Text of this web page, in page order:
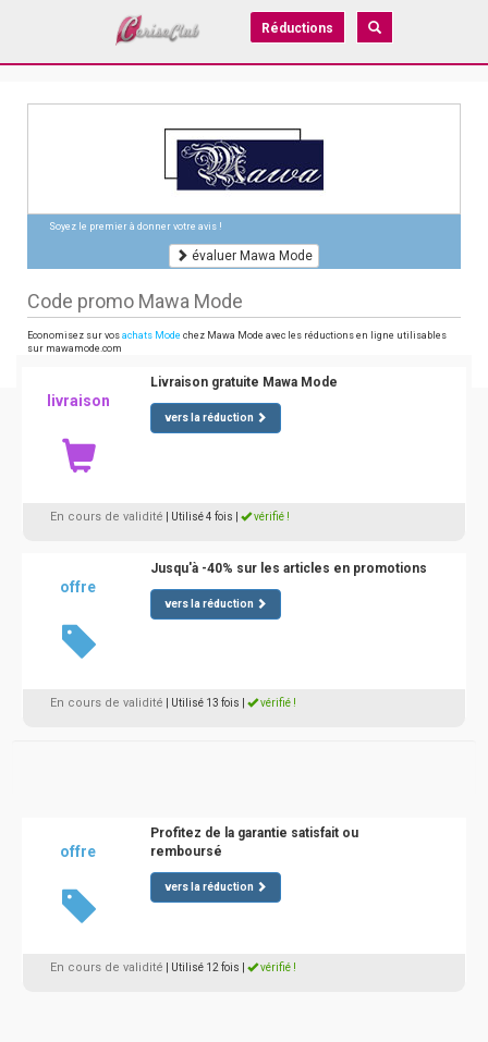
Réductions
Soyez le premier à donner votre avis !
évaluer Mawa Mode
Code promo Mawa Mode
Economisez sur vos achats Mode chez Mawa Mode avec les réductions en ligne utilisables
sur mawamode.com
livraison
Livraison gratuite Mawa Mode
vers la réduction
En cours de validité | Utilisé 4 fois vérifié !
offre
Jusqu'à -40% sur les articles en promotions
vers la réduction
En cours de validité | Utilisé 13 fois vérifié !
offre
Profitez de la garantie satisfait ou
remboursé
vers la réduction
En cours de validité | Utilisé 12 fois vérifié !